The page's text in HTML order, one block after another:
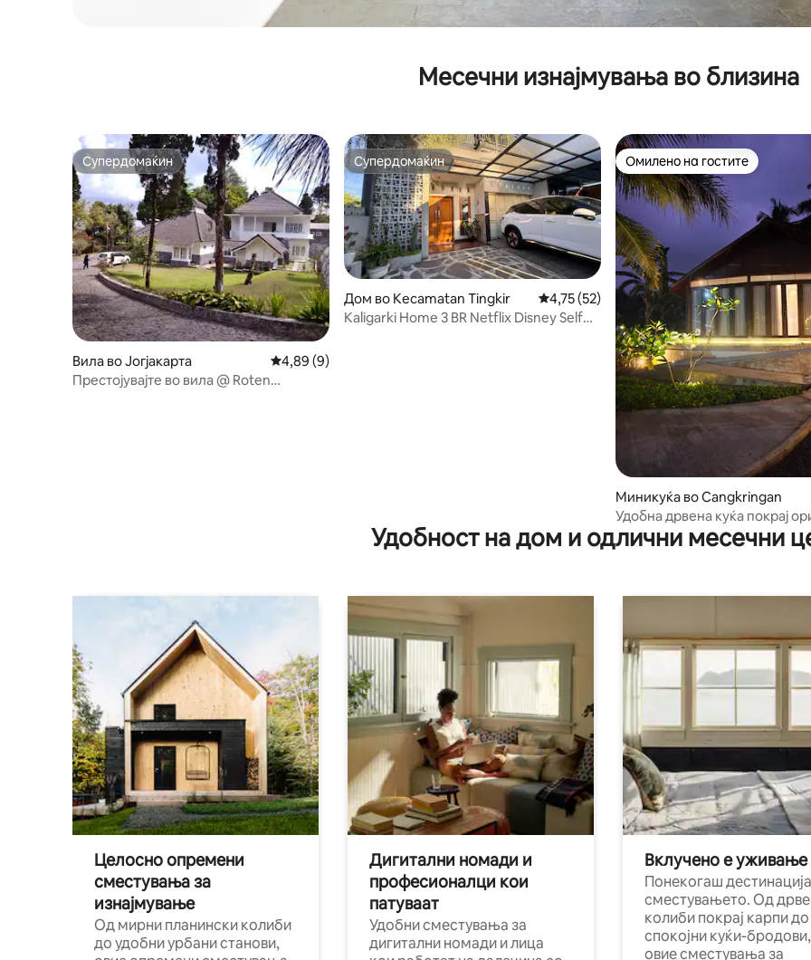
Месечни изнајмувања во близина
Супердомаќин
Супердомаќин
Вила во Јогјакарта Просечна оцена: 4,89 од 5, 9 рецензии
4,89 (9)
Престојувајте во вила @ Roten
Супердомаќин
Супердомаќин
Дом во Kecamatan Tingkir Просечна оцена: 4,75 од 5, 52 рецензии
4,75 (52)
Kaligarki Home 3 BR Netflix Disney Self
Омилено на гостите
Омилено на гостите
Миникуќа во Cangkringan
Удобна дрвена куќа покрај
поле со поглед кон Мерапи
Удобност на дом и одлични месечни
Целосно опремени
сместувања за
изнајмување
Од мирни планински колиби
до удобни урбани станови,
Дигитални номади и
професионалци кои
патуваат
Удобни сместувања за
дигитални номади и лица
Вклучено е уживање
Понекогаш
сместувањето. Од
колиби покрај карпи до
спокојни куќи-бродови,
овие сместувања за